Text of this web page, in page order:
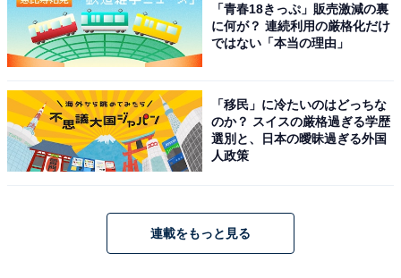
『#キングダム
大将軍の帰還』
◢◤━━⠀相関関係⠀━━◢◤
馬陽の地で龐煖と
因縁の戦いを繰り広げた過去がある。
?龐煖／#吉川晃司
「青春18きっぷ」販売激減の裏
に何が？ 連続利用の厳格化だけ
ではない「本当の理由」
「移民」に冷たいのはどっちな
のか？ スイスの厳格過ぎる学歴
選別と、日本の曖昧過ぎる外国
人政策
連載をもっと見る